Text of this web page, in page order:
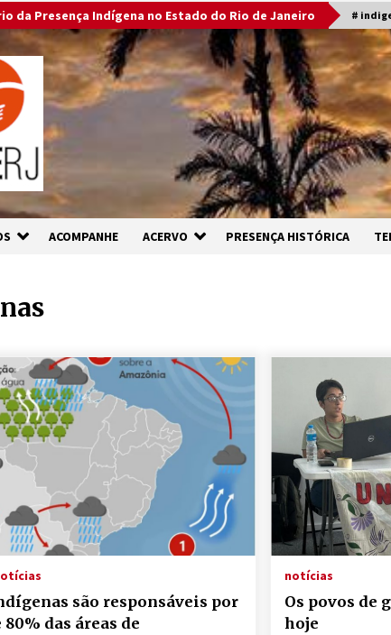
da Presença Indígena no Estado do Rio de Janeiro #
ACOMPANHE ACERVO PRESENÇA HISTÓRICA
são responsáveis por
80% das áreas de
notícias
Os povos de
hoje